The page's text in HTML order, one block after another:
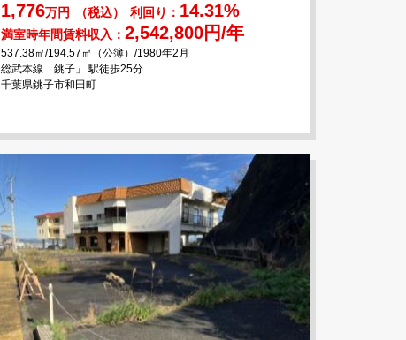
1,776万円 （税込） 利回り： 14.31%
満室時年間賃料収入： 2,542,800円/年
537.38㎡/194.57㎡（公簿）/1980年2月
総武本線「銚子」 駅徒歩25分
千葉県銚子市和田町